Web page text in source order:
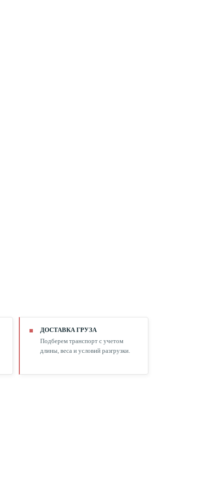
ДОСТАВКА ГРУЗА
Подберем транспорт с учетом
длины, веса и условий разгрузки.